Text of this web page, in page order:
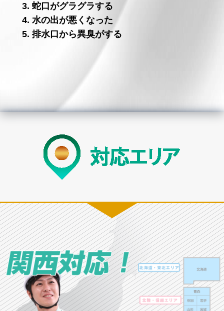
3. 蛇口がグラグラする
4. 水の出が悪くなった
5. 排水口から異臭がする